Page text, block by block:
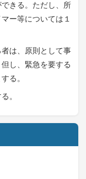
きる。ただし、所
ー等については１
は、原則として事
し、緊急を要する
る。
。